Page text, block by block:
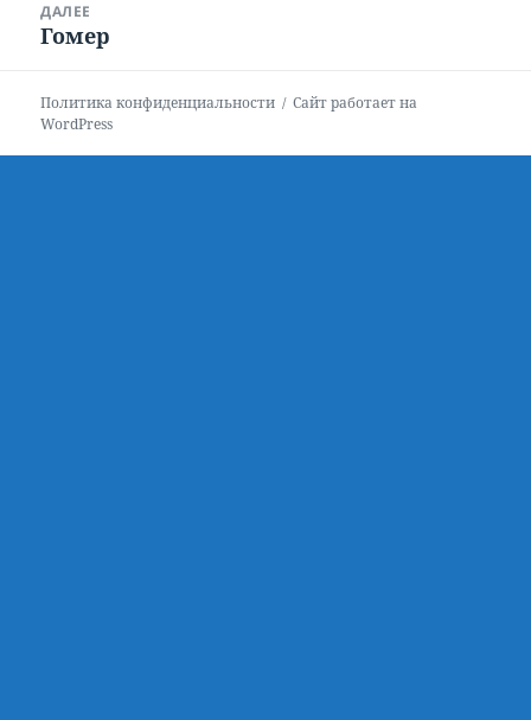
ДАЛЕЕ
Следующая
Гомер
Политика конфиденциальности
Сайт работает на
WordPress